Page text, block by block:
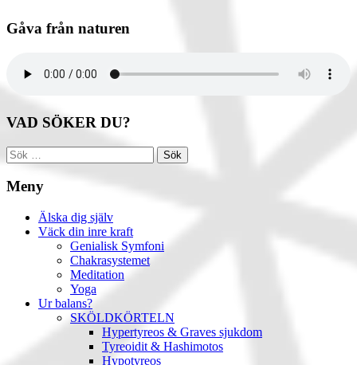
Gåva från naturen
VAD SÖKER DU?
Sök
efter:
Meny
Älska dig själv
Väck din inre kraft
Genialisk Symfoni
Chakrasystemet
Meditation
Yoga
Ur balans?
SKÖLDKÖRTELN
Hypertyreos & Graves sjukdom
Tyreoidit & Hashimotos
Hypotyreos